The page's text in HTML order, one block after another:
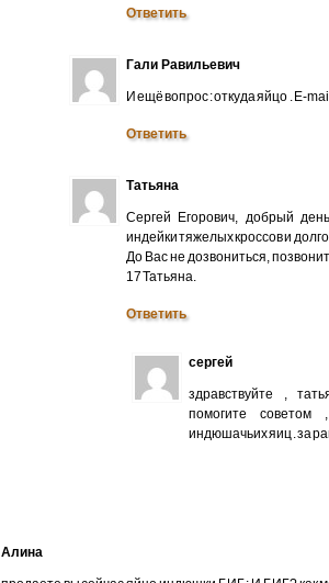
Ответить
Гали Равильевич
И ещё вопрос : откуда яйцо . E-
Ответить
Татьяна
Сергей Егорович, добрый
индейки тяжелых кроссов и
До Вас не дозвониться,
17 Татьяна.
Ответить
сергей
здравствуйте ,
помогите
индюшачьих яиц . за
Алина